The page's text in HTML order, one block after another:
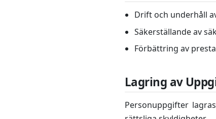
Drift och underhåll
Säkerställande av
Förbättring av
Lagring av
Personuppgifter